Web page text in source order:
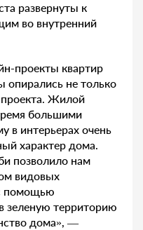
развернуты к
во внутренний
проекты квартир
не только
Жилой
большими
в интерьерах очень
характер дома.
позволило нам
видовых
помощью
зеленую территорию
дома», —